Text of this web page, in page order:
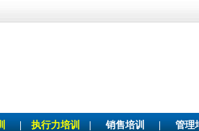
执行力培训 销售培训 管理